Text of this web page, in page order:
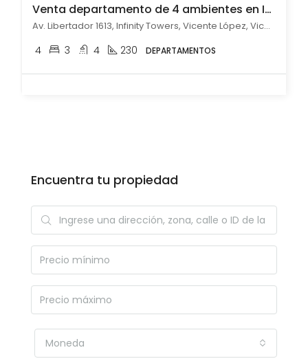
Venta departamento de 4 ambientes en Infinity Towers, Vicente Lopez
Av. Libertador 1613, Infinity Towers, Vicente López, Vicente López
4 3 4 230 DEPARTAMENTOS
Encuentra tu propiedad
Moneda